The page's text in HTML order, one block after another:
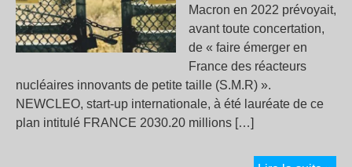
Macron en 2022 prévoyait,
avant toute concertation,
de « faire émerger en
France des réacteurs
nucléaires innovants de petite taille (S.M.R) ».
NEWCLEO, start-up internationale, à été lauréate de ce
plan intitulé FRANCE 2030.20 millions […]